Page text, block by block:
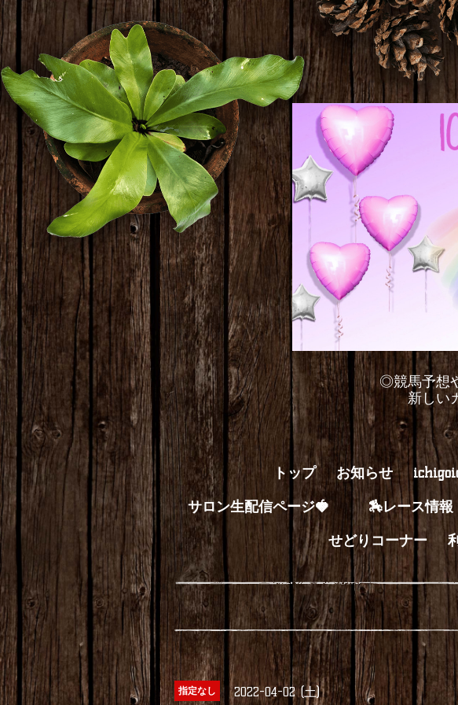
◎競馬予想
新しい
トップ お知らせ
サロン生配信ページ🍓
🏇レース情報
せどりコーナー
指定なし 2022-04-02 (土)